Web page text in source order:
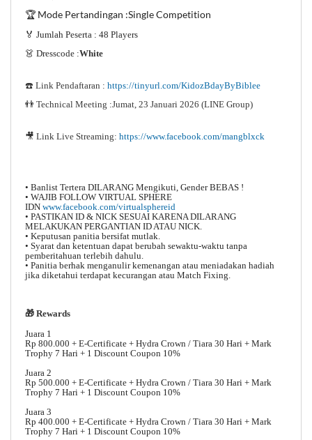
🏆 Mode Pertandingan :Single Competition
🏅 Jumlah Peserta : 48 Players
👗 Dresscode :White
☎️ Link Pendaftaran : https://tinyurl.com/KidozBdayByBiblee
👬 Technical Meeting :Jumat, 23 Januari 2026 (LINE Group)
🎥 Link Live Streaming: https://www.facebook.com/mangblxck
• Banlist Tertera DILARANG Mengikuti, Gender BEBAS !
• WAJIB FOLLOW VIRTUAL SPHERE
IDN www.facebook.com/virtualsphereid
• PASTIKAN ID & NICK SESUAI KARENA DILARANG
MELAKUKAN PERGANTIAN ID ATAU NICK.
• Keputusan panitia bersifat mutlak.
• Syarat dan ketentuan dapat berubah sewaktu-waktu tanpa
pemberitahuan terlebih dahulu.
• Panitia berhak menganulir kemenangan atau meniadakan hadiah
jika diketahui terdapat kecurangan atau Match Fixing.
🎁 Rewards
Juara 1
Rp 800.000 + E-Certificate + Hydra Crown / Tiara 30 Hari + Mark
Trophy 7 Hari + 1 Discount Coupon 10%
Juara 2
Rp 500.000 + E-Certificate + Hydra Crown / Tiara 30 Hari + Mark
Trophy 7 Hari + 1 Discount Coupon 10%
Juara 3
Rp 400.000 + E-Certificate + Hydra Crown / Tiara 30 Hari + Mark
Trophy 7 Hari + 1 Discount Coupon 10%